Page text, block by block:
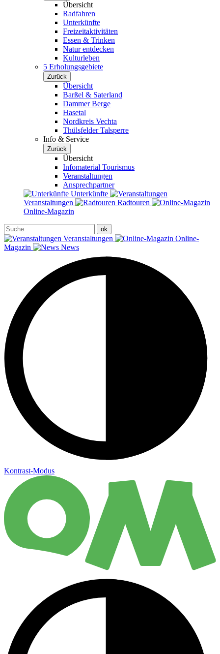
Übersicht
Radfahren
Unterkünfte
Freizeitaktivitäten
Essen & Trinken
Natur entdecken
Kulturleben
5 Erholungsgebiete
Zurück
Übersicht
Barßel & Saterland
Dammer Berge
Hasetal
Nordkreis Vechta
Thülsfelder Talsperre
Info & Service
Zurück
Übersicht
Infomaterial Tourismus
Veranstaltungen
Ansprechpartner
Unterkünfte
Veranstaltungen
Radtouren
Online-Magazin
Veranstaltungen
Online-
Magazin
News
Kontrast-Modus